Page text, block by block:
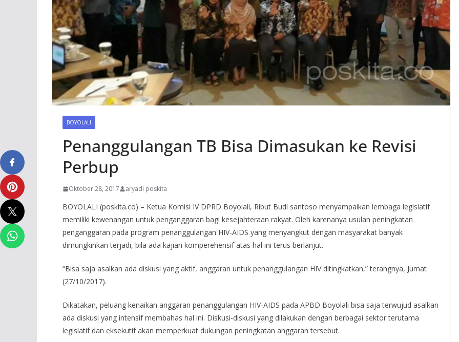
BOYOLALI
Penanggulangan TB Bisa Dimasukan ke Revisi
Perbup
Oktober 28, 2017 aryadi poskita
BOYOLALI (poskita.co) – Ketua Komisi IV DPRD Boyolali, Ribut Budi santoso menyampaikan lembaga legislatif
memiliki kewenangan untuk penganggaran bagi kesejahteraan rakyat. Oleh karenanya usulan peningkatan
penganggaran pada program penanggulangan HIV-AIDS yang menyangkut dengan masyarakat banyak
dimungkinkan terjadi, bila ada kajian komperehensif atas hal ini terus berlanjut.
“Bisa saja asalkan ada diskusi yang aktif, anggaran untuk penanggulangan HIV ditingkatkan,” terangnya, Jumat
(27/10/2017).
Dikatakan, peluang kenaikan anggaran penanggulangan HIV-AIDS pada APBD Boyolali bisa saja terwujud asalkan
ada diskusi yang intensif membahas hal ini. Diskusi-diskusi yang dilakukan dengan berbagai sektor terutama
legislatif dan eksekutif akan memperkuat dukungan peningkatan anggaran tersebut.